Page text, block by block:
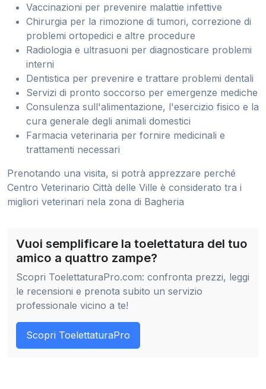
Vaccinazioni per prevenire malattie infettive
Chirurgia per la rimozione di tumori, correzione di
problemi ortopedici e altre procedure
Radiologia e ultrasuoni per diagnosticare problemi
interni
Dentistica per prevenire e trattare problemi dentali
Servizi di pronto soccorso per emergenze mediche
Consulenza sull'alimentazione, l'esercizio fisico e la
cura generale degli animali domestici
Farmacia veterinaria per fornire medicinali e
trattamenti necessari
Prenotando una visita, si potrà apprezzare perché
Centro Veterinario Città delle Ville è considerato tra i
migliori veterinari nela zona di Bagheria
Vuoi semplificare la toelettatura del tuo
amico a quattro zampe?
Scopri ToelettaturaPro.com: confronta prezzi, leggi
le recensioni e prenota subito un servizio
professionale vicino a te!
Scopri ToelettaturaPro